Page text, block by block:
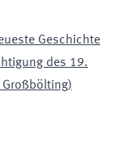
Geschichte
des 19.